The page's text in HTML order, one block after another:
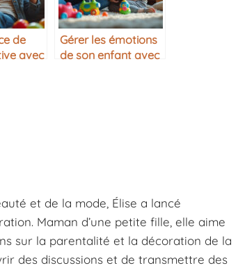
de
avec
Gérer les émotions
de son enfant avec
et de la mode, Élise a lancé
Maman d’une petite fille, elle aime
sur la parentalité et la décoration de la
des discussions et de transmettre des